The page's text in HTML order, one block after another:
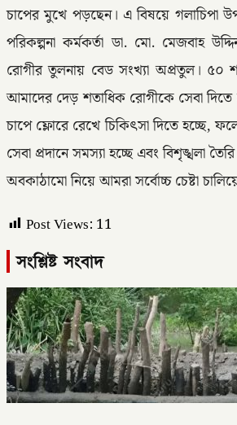
চাপের মুখে পড়ছেন। এ বিষয়ে গলাচিপা
পরিকল্পনা কর্মকর্তা ডা. মো. মেজবাহ
রোগীর তুলনায় বেড সংখ্যা অপ্রতুল। ৫০
আমাদের দেড় শতাধিক রোগীকে সেবা দিতে
চাপে ফ্লোরে রেখে চিকিৎসা দিতে হচ্ছে,
সেবা প্রদানে সমস্যা হচ্ছে এবং বিশৃঙ্খলা
অবকাঠামো নিয়ে আমরা সর্বোচ্চ চেষ্টা
Post Views: 11
সংশ্লিষ্ট সংবাদ